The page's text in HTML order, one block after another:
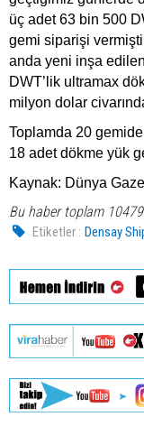
üç adet 63 bin 500
gemi siparişi
anda yeni inşa
DWT’lik ultramax
milyon dolar
Toplamda 20
18 adet dökme yük
Kaynak: Dünya
Bu haber toplam
Etiketler : Densay